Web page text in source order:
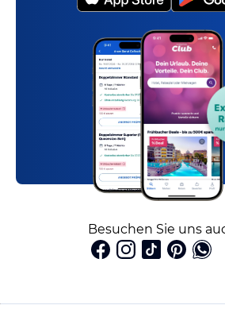
Besuchen Sie uns